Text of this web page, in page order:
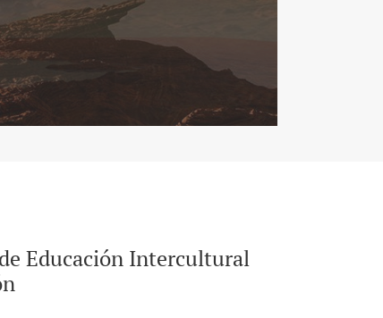
Educación Intercultural